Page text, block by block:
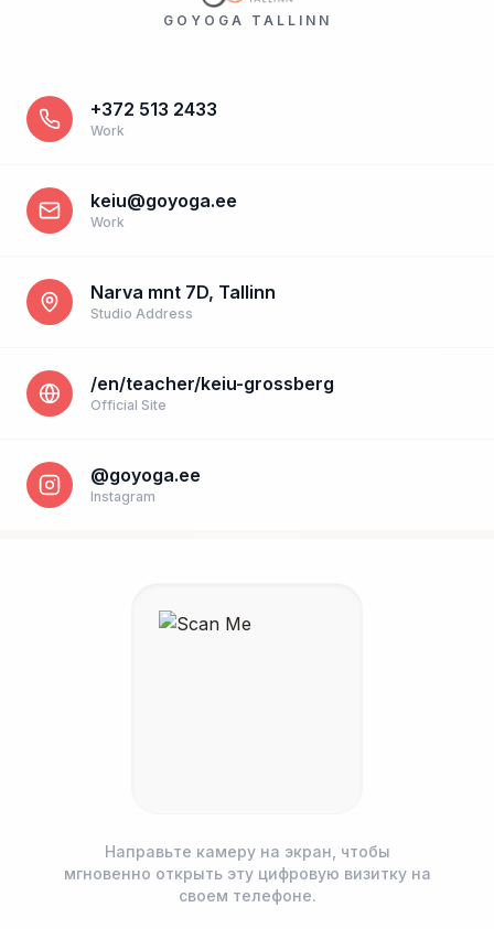
GOYOGA TALLINN
+372 513 2433
Work
keiu@goyoga.ee
Work
Narva mnt 7D, Tallinn
Studio Address
/en/teacher/keiu-grossberg
Official Site
@goyoga.ee
Instagram
Направьте камеру на экран, чтобы
мгновенно открыть эту цифровую визитку на
своем телефоне.